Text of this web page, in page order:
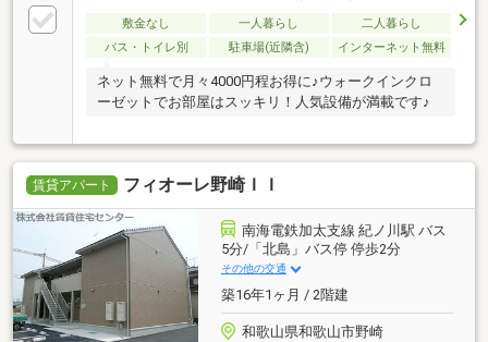
敷金なし 一人暮らし
二人暮らし
バス・トイレ別
駐車場(近隣含) インターネット無料
ネット無料で月々4000円程お得に♪ウォークインクロ
ーゼットでお部屋はスッキリ！人気設備が満載です♪
賃貸アパート フィオーレ野崎ＩＩ
南海電鉄加太支線 紀ノ川駅 バス
5分/「北島」バス停 停歩2分
その他の交通
築16年1ヶ月 / 2階建
和歌山県和歌山市野崎